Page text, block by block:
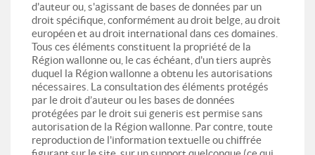
d'auteur ou, s'agissant de bases de données par un
droit spécifique, conformément au droit belge, au droit
européen et au droit international dans ces domaines.
Tous ces éléments constituent la propriété de la
Région wallonne ou, le cas échéant, d'un tiers auprès
duquel la Région wallonne a obtenu les autorisations
nécessaires. La consultation des éléments protégés
par le droit d’auteur ou les bases de données
protégées par le droit sui generis est permise sans
autorisation de la Région wallonne. Par contre, toute
reproduction de l'information textuelle ou chiffrée